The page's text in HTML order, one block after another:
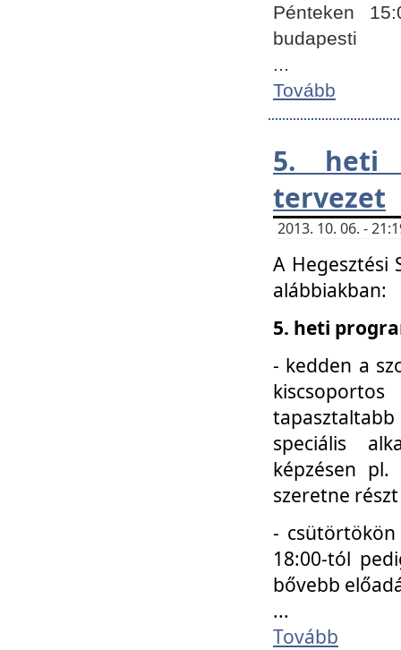
Pénteken
budapesti
...
Tovább
5. heti
tervezet
2013. 10. 06. -
A Hegesztési
alábbiakban:
5. heti
- kedden a
speciális
képzésen
szeretne
- csütörtökön
18:00-tól
bővebb
...
Tovább